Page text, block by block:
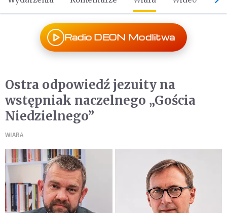
Radio DEON Modlitwa
Ostra odpowiedź jezuity na
wstępniak naczelnego „Gościa
Niedzielnego”
WIARA